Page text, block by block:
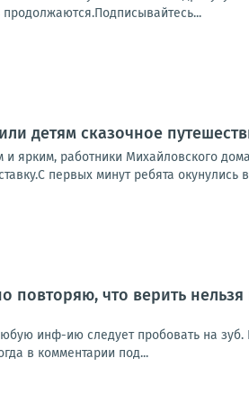
детям сказочное
ярким, работники Михайловского
первых минут ребята окунулись
что верить
инф-ию следует пробовать на зуб.
в комментарии под...